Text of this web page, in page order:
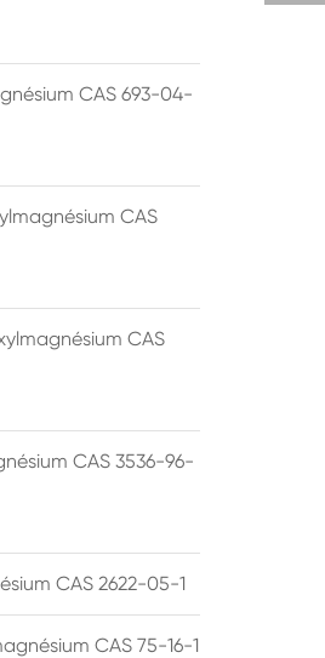
CAS 693-04-
CAS
CAS
CAS 3536-96-
CAS 2622-05-1
CAS 75-16-1